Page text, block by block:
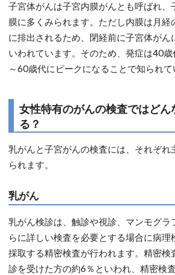
子宮体がんは子宮内膜がんとも呼ばれ、
膜に多くみられます。ただし内膜は月経
に排出されるため、閉経前に子宮体がん
いわれています。そのため、発症は40
～60歳代にピークになることで知られて
女性特有のがんの検査ではどん
る？
乳がんと子宮がんの検査には、それぞれ
られます。
乳がん
乳がん検診は、触診や視診、マンモグラ
らに詳しい検査を必要とする場合に病
採取する精密検査が行われます。精密検
診を受けた方の約6％といわれ、精密検